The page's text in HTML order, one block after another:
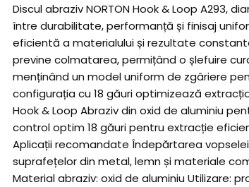
Discul abraziv NORTON Hook & Loop
între durabilitate, performanță și finisaj
eficientă a materialului și rezultate
previne colmatarea, permițând o șlefuire
menținând un model uniform de zgâriere
configurația cu 18 găuri optimizează
Hook & Loop Abraziv din oxid de aluminiu
control optim 18 găuri pentru extracție
Aplicații recomandate Îndepărtarea
suprafețelor din metal, lemn și materiale
Material abraziv: oxid de aluminiu Utilizare: